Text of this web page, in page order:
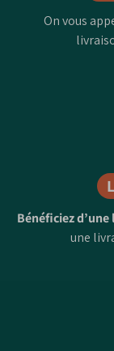
On vous
Bénéficiez
une